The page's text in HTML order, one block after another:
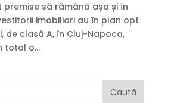
premise să rămână așa și în
imobiliari au în plan opt
de clasă A, în Cluj-Napoca,
total o...
Caută